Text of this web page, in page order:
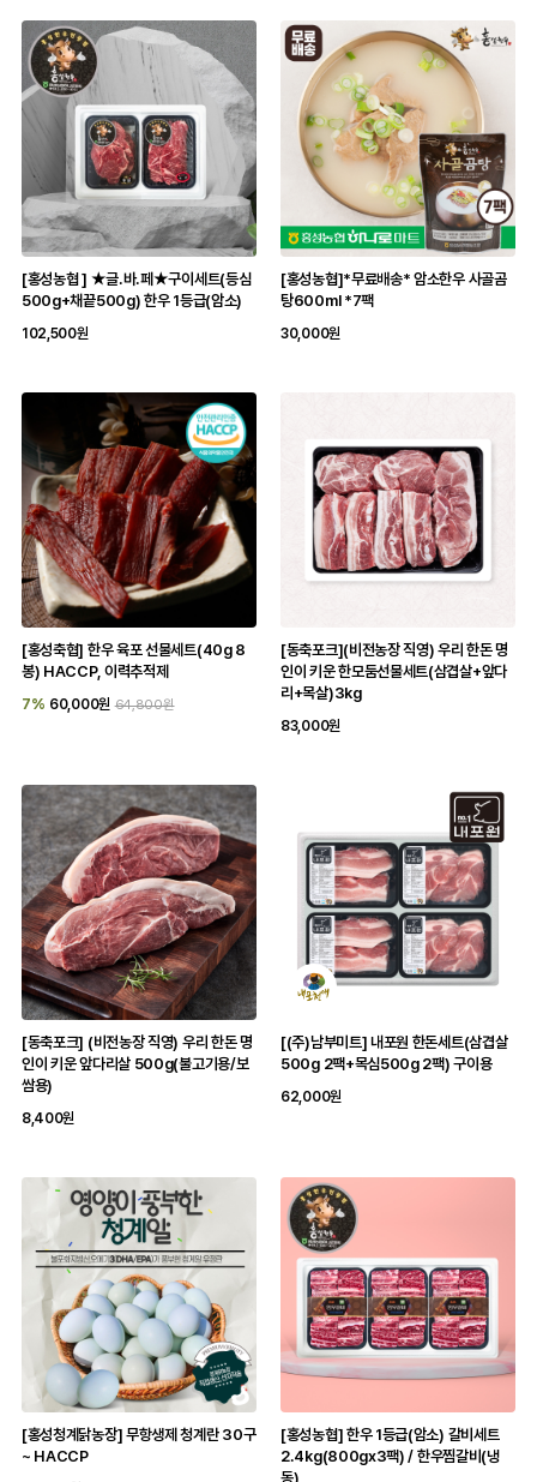
[홍성농협 ] ★글.바.페★구이세트(등심
500g+채끝500g) 한우 1등급(암소)
102,500원
[홍성농협]*무료배송* 암소한우 사골곰
탕600ml *7팩
30,000원
[홍성축협] 한우 육포 선물세트(40g 8
봉) HACCP, 이력추적제
7% 60,000원 64,800원
[동축포크](비전농장 직영) 우리 한돈 명
인이 키운 한모둠선물세트(삼겹살+앞다
리+목살)3kg
83,000원
[동축포크] (비전농장 직영) 우리 한돈 명
인이 키운 앞다리살 500g(불고기용/보
쌈용)
8,400원
[(주)남부미트] 내포원 한돈세트(삼겹살
500g 2팩+목심500g 2팩) 구이용
62,000원
[홍성청계닭농장] 무항생제 청계란 30구
~ HACCP
[홍성농협] 한우 1등급(암소) 갈비세트
2.4kg(800gx3팩) / 한우찜갈비(냉
동)